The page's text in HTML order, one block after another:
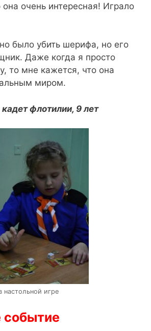
она очень интересная! Играло
было убить шерифа, но его
Даже когда я просто
то мне кажется, что она
миром.
флотилии, 9 лет
настольной игре
событие